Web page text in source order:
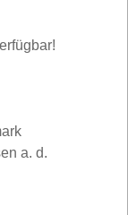
a. d.